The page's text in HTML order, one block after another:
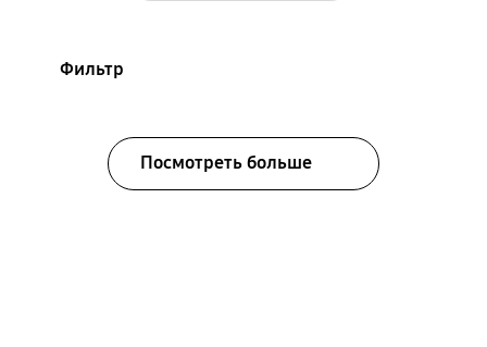
Фильтр
Посмотреть больше